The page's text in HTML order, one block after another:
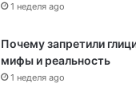
1 неделя ago
Почему запретили
мифы и реальность
1 неделя ago